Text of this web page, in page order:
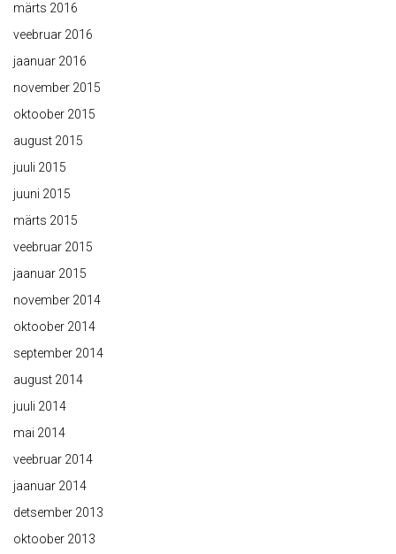
märts 2016
veebruar 2016
jaanuar 2016
november 2015
oktoober 2015
august 2015
juuli 2015
juuni 2015
märts 2015
veebruar 2015
jaanuar 2015
november 2014
oktoober 2014
september 2014
august 2014
juuli 2014
mai 2014
veebruar 2014
jaanuar 2014
detsember 2013
oktoober 2013